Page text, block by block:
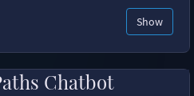
Show
Chatbot